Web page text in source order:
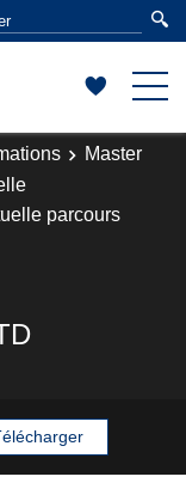
Master
parcours